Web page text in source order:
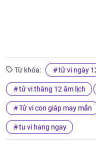
Từ khóa: tử vi ngày
tử vi tháng 12 âm lịch
Tử vi con giáp may mắn
tu vi hang ngay